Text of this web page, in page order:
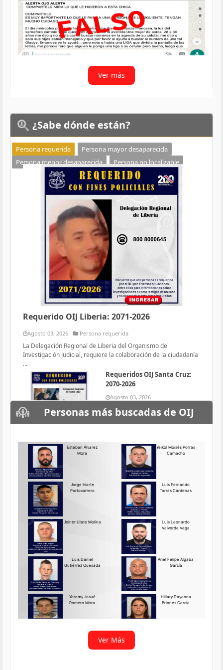
Ver más
¿Sabe dónde están?
Persona requerida
Persona mayor desaparecida
Persona menor desaparecida
Persona no localizable
Requerido OIJ Liberia: 2071-2026
Agosto 03, 2026 Persona requerida
La Delegación Regional de Liberia del Organismo de
Investigación Judicial, requiere la colaboración de la ciudadanía
...
Requeridos OIJ Santa Cruz:
2070-2026
Agosto 03, 2026
Persona requerida
La Delegación Regional de Santa
Requerido OIJ Puntarenas:
2069-2026
Agosto 03, 2026
Persona requerida
La Delegación Regional de
Puntarenas del Organismo de
Investigación
Ver más
Personas más buscadas de OIJ
Ver Más